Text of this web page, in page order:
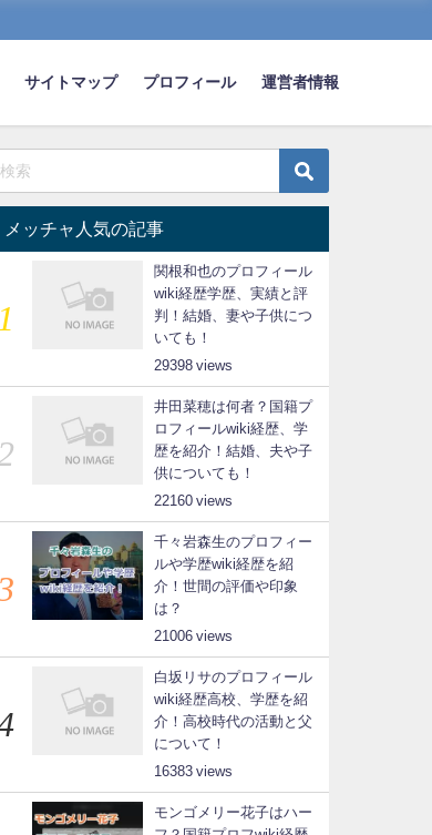
サイトマップ プロフィール 運営者情報
メッチャ人気の記事
関根和也のプロフィール
wiki経歴学歴、実績と評
判！結婚、妻や子供につ
いても！
29398
井田菜穂は何者？国籍プ
ロフィールwiki経歴、学
歴を紹介！結婚、夫や子
供についても！
22160
千々岩森生のプロフィー
ルや学歴wiki経歴を紹
介！世間の評価や印象
は？
21006
白坂リサのプロフィール
wiki経歴高校、学歴を紹
介！高校時代の活動と父
について！
16383
モンゴメリー花子はハー